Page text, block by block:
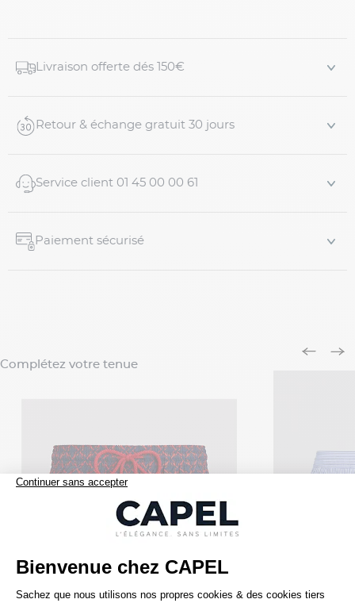
Livraison offerte dés 150€
Retour & échange gratuit 30 jours
Service client 01 45 00 00 61
Paiement sécurisé
Complétez votre tenue